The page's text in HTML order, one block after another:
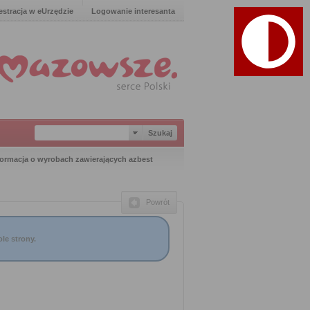
w eUrzędzie Logowanie interesanta
o wyrobach zawierających azbest
Powrót
strony.